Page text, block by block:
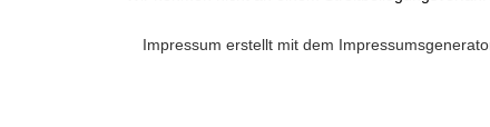
Impressum erstellt mit dem